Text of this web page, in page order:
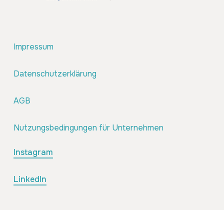
Impressum
Datenschutzerklärung
AGB
Nutzungsbedingungen für Unternehmen
Instagram
LinkedIn